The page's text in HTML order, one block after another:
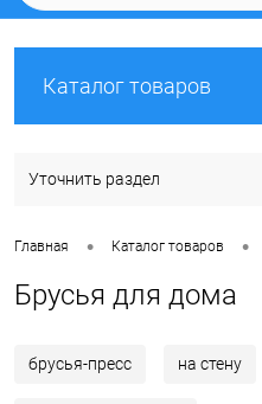
Каталог товаров
Уточнить раздел
Главная • Каталог товаров •
Брусья для дома
брусья-пресс на стену